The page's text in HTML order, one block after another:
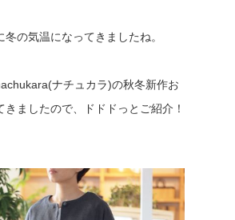
冬の気温になってきましたね。
ナチュカラ)の秋冬新作お
きましたので、ドドドっとご紹介！